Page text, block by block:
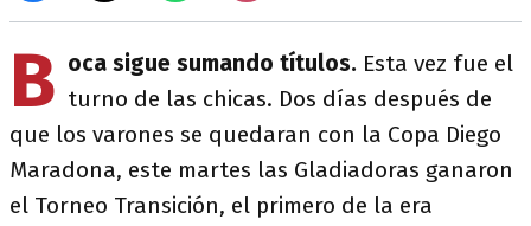
B oca sigue sumando títulos. Esta vez fue el
turno de las chicas. Dos días después de
que los varones se quedaran con la Copa Diego
Maradona, este martes las Gladiadoras ganaron
el Torneo Transición, el primero de la era